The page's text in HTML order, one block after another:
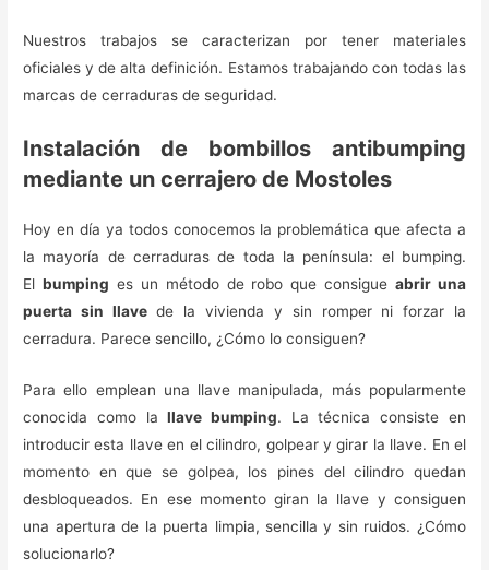
Nuestros trabajos se caracterizan por tener materiales
oficiales y de alta definición. Estamos trabajando con todas las
marcas de cerraduras de seguridad.
Instalación de bombillos antibumping
mediante un cerrajero de Mostoles
Hoy en día ya todos conocemos la problemática que afecta a
la mayoría de cerraduras de toda la península: el bumping.
El bumping es un método de robo que consigueabrir una
puerta sin llavede la vivienda y sin romper ni forzar la
cerradura. Parece sencillo, ¿Cómo lo consiguen?
Para ello emplean una llave manipulada, más popularmente
conocida como lallave bumping. La técnica consiste en
introducir esta llave en el cilindro, golpear y girar la llave. En el
momento en que se golpea, los pines del cilindro quedan
desbloqueados. En ese momento giran la llave y consiguen
una apertura de la puerta limpia, sencilla y sin ruidos. ¿Cómo
solucionarlo?